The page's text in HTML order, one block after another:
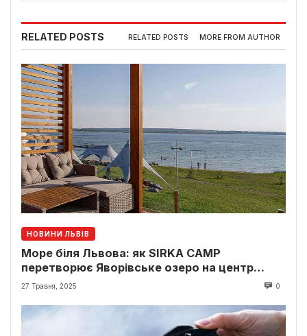
RELATED POSTS RELATED POSTS MORE FROM AUTHOR
НОВИНИ ЛЬВІВ
Море біля Львова: як SIRKA CAMP
перетворює Яворівське озеро на центр
відпочинку
27 Травня, 2025 0